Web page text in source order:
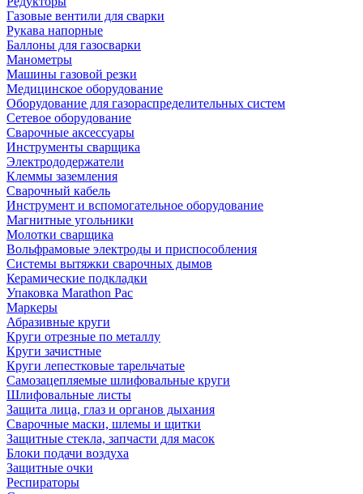
Газовые вентили для сварки
Рукава напорные
Баллоны для газосварки
Манометры
Машины газовой резки
Медицинское оборудование
Оборудование для газораспределительных систем
Сетевое оборудование
Сварочные аксессуары
Инструменты сварщика
Электрододержатели
Клеммы заземления
Сварочный кабель
Инструмент и вспомогательное оборудование
Магнитные угольники
Молотки сварщика
Вольфрамовые электроды и приспособления
Системы вытяжки сварочных дымов
Керамические подкладки
Упаковка Marathon Pac
Маркеры
Абразивные круги
Круги отрезные по металлу
Круги зачистные
Круги лепестковые тарельчатые
Самозацепляемые шлифовальные круги
Шлифовальные листы
Защита лица, глаз и органов дыхания
Сварочные маски, шлемы и щитки
Защитные стекла, запчасти для масок
Блоки подачи воздуха
Защитные очки
Респираторы